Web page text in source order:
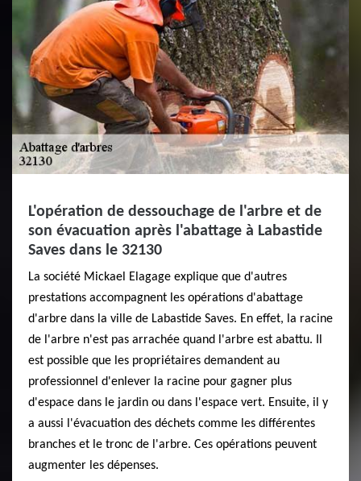
L'opération de dessouchage de l'arbre et de
son évacuation après l'abattage à Labastide
Saves dans le 32130
La société Mickael Elagage explique que d'autres
prestations accompagnent les opérations d'abattage
d'arbre dans la ville de Labastide Saves. En effet, la racine
de l'arbre n'est pas arrachée quand l'arbre est abattu. Il
est possible que les propriétaires demandent au
professionnel d'enlever la racine pour gagner plus
d'espace dans le jardin ou dans l'espace vert. Ensuite, il y
a aussi l'évacuation des déchets comme les différentes
branches et le tronc de l'arbre. Ces opérations peuvent
augmenter les dépenses.